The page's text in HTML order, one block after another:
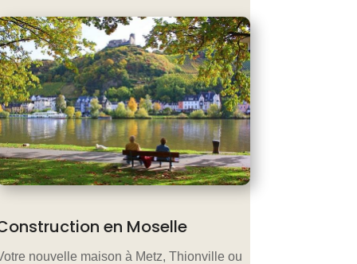
en Moselle
nouvelle maison à Metz, Thionville ou